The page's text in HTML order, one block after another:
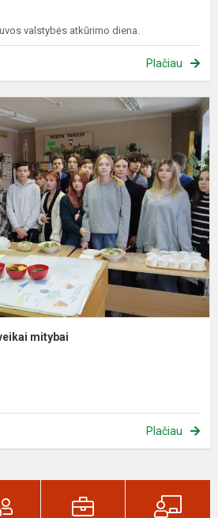
valstybės atkūrimo diena.
Plačiau
mitybai
Plačiau